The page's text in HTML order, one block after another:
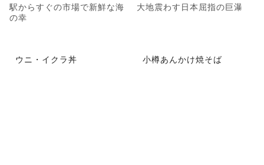
駅からすぐの市場で新鮮な海
の幸
大地震わす日本屈指の巨瀑
ウニ・イクラ丼 小樽あんかけ焼そば